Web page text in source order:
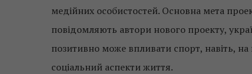
медійних особистостей. Основна мета
повідомляють автори нового проекту,
позитивно може впливати спорт, навіть,
соціальний аспекти життя.